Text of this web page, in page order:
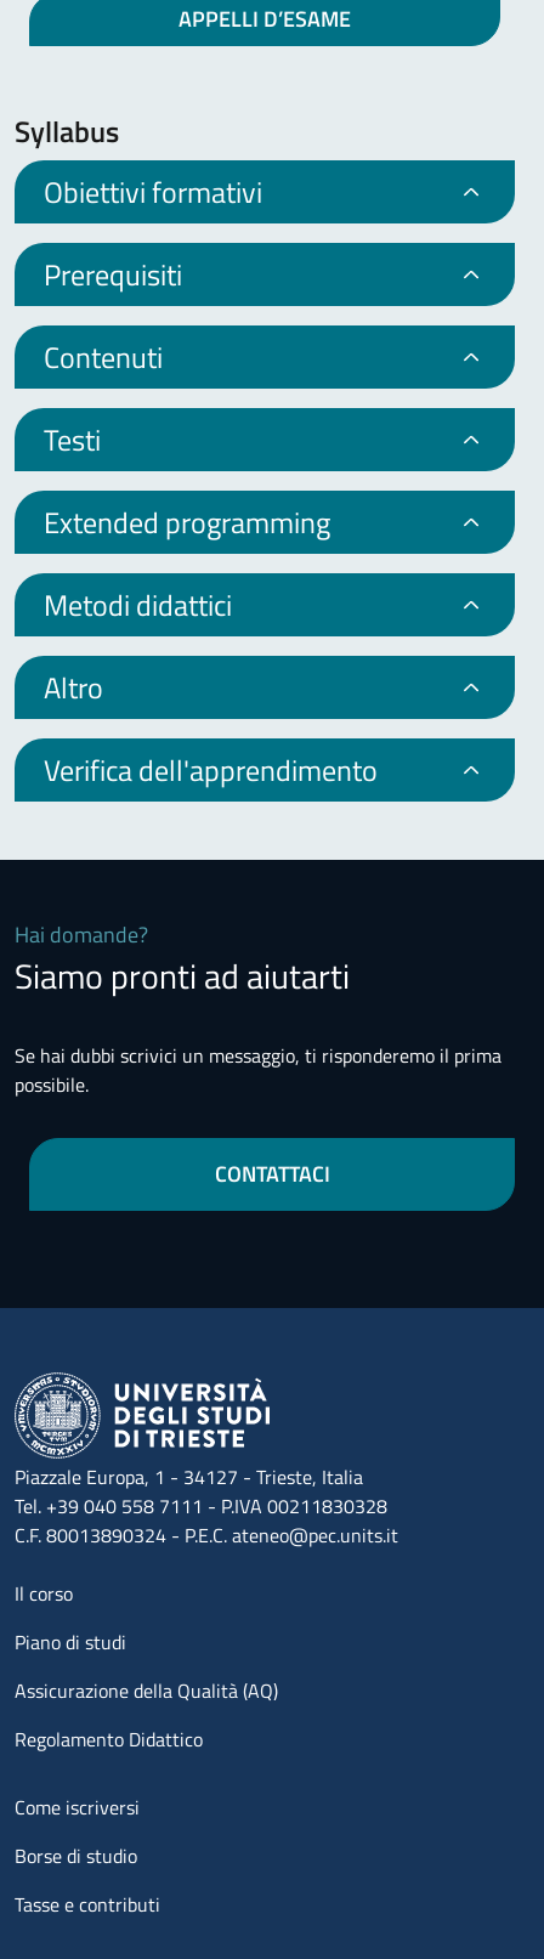
APPELLI D’ESAME
Syllabus
Obiettivi formativi
Prerequisiti
Contenuti
Testi
Extended programming
Metodi didattici
Altro
Verifica dell'apprendimento
Hai domande?
Siamo pronti ad aiutarti
Se hai dubbi scrivici un messaggio, ti risponderemo il prima
possibile.
CONTATTACI
Piazzale Europa, 1 - 34127 - Trieste, Italia
Tel. +39 040 558 7111 - P.IVA 00211830328
C.F. 80013890324 - P.E.C. ateneo@pec.units.it
Menu footer 1
Il corso
Piano di studi
Assicurazione della Qualità (AQ)
Regolamento Didattico
Menu footer 2
Come iscriversi
Borse di studio
Tasse e contributi